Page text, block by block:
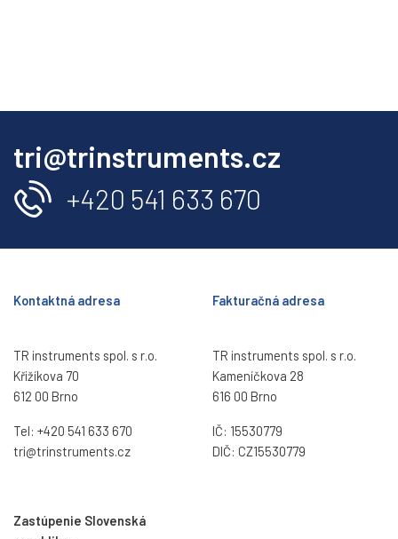
tri@trinstruments.cz
+420 541 633 670
Kontaktná adresa
TR instruments spol. s r.o.
Křižíkova 70
612 00 Brno
Tel: +420 541 633 670
tri@trinstruments.cz
Zastúpenie Slovenská
Fakturačná adresa
TR instruments spol. s r.o.
Kameníčkova 28
616 00 Brno
IČ: 15530779
DIČ: CZ15530779